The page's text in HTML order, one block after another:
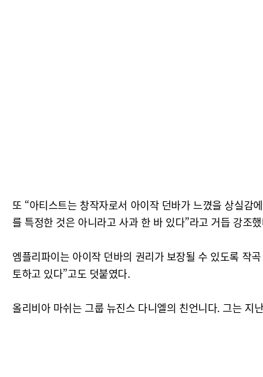
또 “아티스트는 창작자로서 아이작 던바가 느꼈을 상실감
를 특정한 것은 아니라고 사과 한 바 있다”라고 거듭 강조
엠플리파이는 아이작 던바의 권리가 보장될 수 있도록 작
토하고 있다”고도 덧붙였다.
올리비아 마쉬는 그룹 뉴진스 다니엘의 친언니다. 그는 지